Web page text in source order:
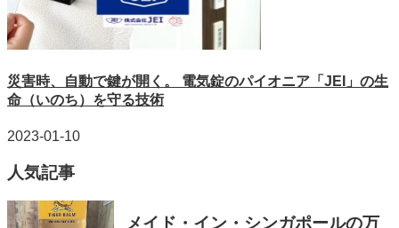
災害時、自動で鍵が開く。 電気錠のパイオニア「JEI」の生
命（いのち）を守る技術
2023-01-10
人気記事